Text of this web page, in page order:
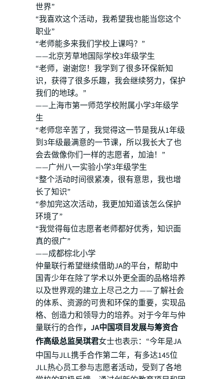
世界”
“我喜欢这个活动，我希望我也能当您这个
职业”
“老师能多来我们学校上课吗？”
——北京芳草地国际学校3年级学生
“老师，谢谢您！我学到了很多环保新知
识，获得了很多乐趣，我会继续努力，保护
我们的地球。”
——上海市第一师范学校附属小学3年级学
生
“老师您辛苦了，我觉得这一节是我从1年级
到3年级最满意的一节课，所以我长大了也
会去做像你们一样的志愿者，加油！”
——广州八一实验小学3年级学生
“整个活动时间很紧凑，很有意思，我也增
长了知识”
“参加完这次活动，我更加知道该怎么保护
环境了”
“我觉得每位志愿者老师都好优秀，知识面
真的很广”
——成都棕北小学
仲量联行希望继续借助JA的平台，帮助中
国青少年在除了学术以外更全面的品格培养
以及世界观的建立上尽己之力 ——了解社会
的体系、资源的可贵和环保的重要，实现品
格、创造力和领导力的培养。对于今年与仲
量联行的合作，JA中国项目发展与筹资合
作高级总监吴琪君女士也表示：“今年是JA
中国与JLL携手合作第二年，有多达145位
JLL热心员工参与志愿者活动，受到了各地